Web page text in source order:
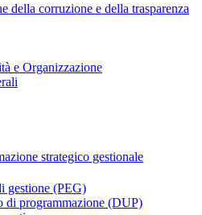
della corruzione e della trasparenza
e Organizzazione
strategico gestionale
gestione (PEG)
di programmazione (DUP)